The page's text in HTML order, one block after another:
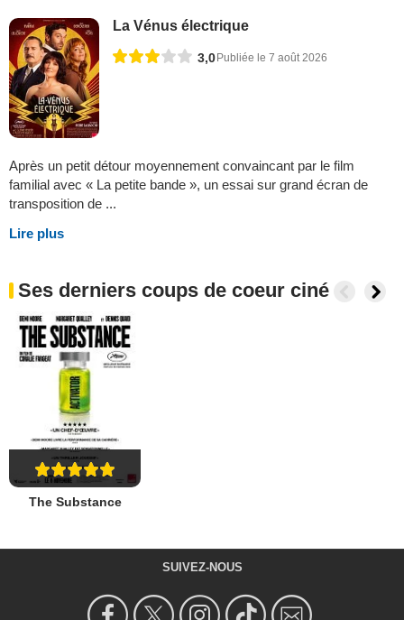
La Vénus électrique
3,0 Publiée le 7 août 2026
Après un petit détour moyennement convaincant par le film
familial avec « La petite bande », un essai sur grand écran de
transposition de ...
Lire plus
Ses derniers coups de coeur ciné
The Substance
SUIVEZ-NOUS